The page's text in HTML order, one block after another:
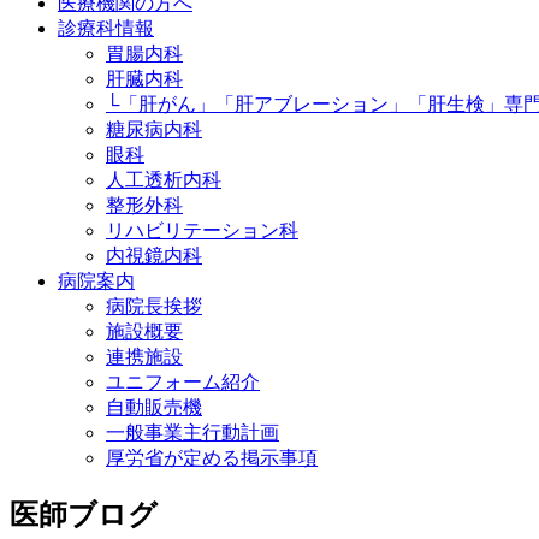
診療科情報
胃腸内科
肝臓内科
└「肝がん」「肝アブレーション」「肝生検」専
糖尿病内科
眼科
人工透析内科
整形外科
リハビリテーション科
内視鏡内科
病院案内
病院長挨拶
施設概要
連携施設
ユニフォーム紹介
自動販売機
一般事業主行動計画
厚労省が定める掲示事項
医師ブログ